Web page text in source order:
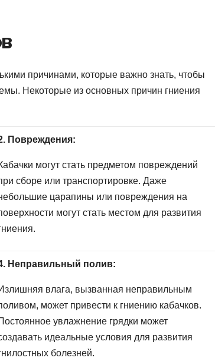
причинами, которые важно знать, чтобы
Некоторые из основных причин гниения
Повреждения:
могут стать предметом повреждений
сборе или транспортировке. Даже
царапины или повреждения на
могут стать местом для развития
Неправильный полив:
влага, вызванная неправильным
может привести к гниению кабачков.
увлажнение грядки может
идеальные условия для развития
болезней.